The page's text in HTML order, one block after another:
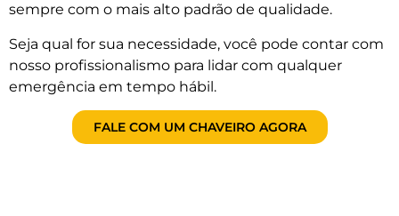
sempre com o mais alto padrão de qualidade.
Seja qual for sua necessidade, você pode contar com
nosso profissionalismo para lidar com qualquer
emergência em tempo hábil.
FALE COM UM CHAVEIRO AGORA